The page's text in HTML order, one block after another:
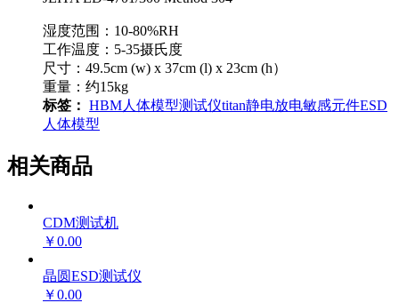
湿度范围：10-80%RH
工作温度：5-35摄氏度
尺寸：49.5cm (w) x 37cm (l) x 23cm (h）
重量：约15kg
标签： HBM人体模型测试仪titan静电放电敏感元件ESD
人体模型
相关商品
CDM测试机
￥0.00
晶圆ESD测试仪
￥0.00